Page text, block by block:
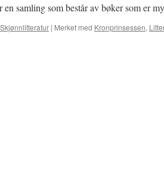
en samling som består av bøker som er
Skjønnlitteratur | Merket med Kronprinsessen,